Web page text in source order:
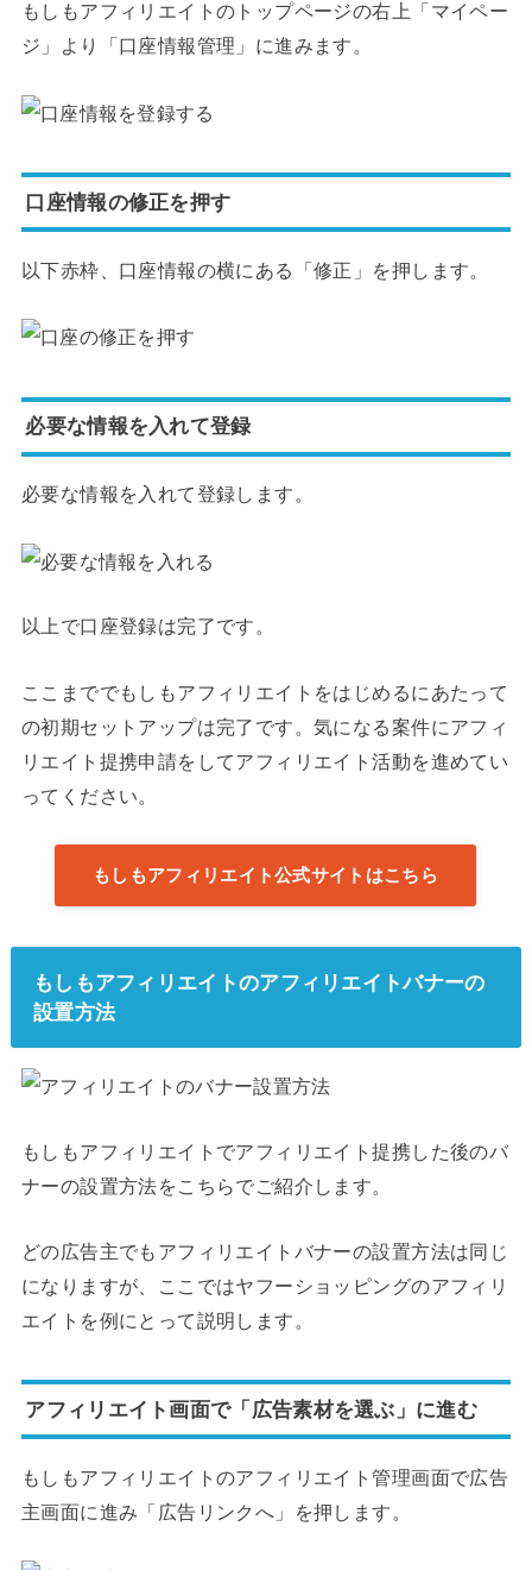
もしもアフィリエイトのトップページの右上「マイペー
ジ」より「口座情報管理」に進みます。
口座情報の修正を押す
以下赤枠、口座情報の横にある「修正」を押します。
必要な情報を入れて登録
必要な情報を入れて登録します。
以上で口座登録は完了です。
ここまででもしもアフィリエイトをはじめるにあたって
の初期セットアップは完了です。気になる案件にアフィ
リエイト提携申請をしてアフィリエイト活動を進めてい
ってください。
もしもアフィリエイト公式サイトはこちら
もしもアフィリエイトのアフィリエイトバナーの
設置方法
もしもアフィリエイトでアフィリエイト提携した後のバ
ナーの設置方法をこちらでご紹介します。
どの広告主でもアフィリエイトバナーの設置方法は同じ
になりますが、ここではヤフーショッピングのアフィリ
エイトを例にとって説明します。
アフィリエイト画面で「広告素材を選ぶ」に進む
もしもアフィリエイトのアフィリエイト管理画面で広告
主画面に進み「広告リンクへ」を押します。